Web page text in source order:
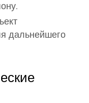
дальнейшего